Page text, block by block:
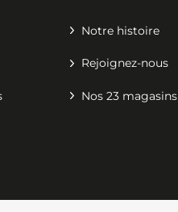
Notre histoire
Rejoignez-nous
Nos 23 magasins